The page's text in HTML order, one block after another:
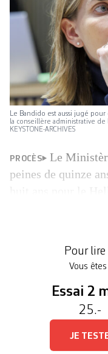
Le Bandido est aussi jugé
la conseillère administrative de
KEYSTONE-ARCHIVES
PROCÈS
Le
peines de quinze
groupes
Pour
Vous
Essai 2
25.-
JE